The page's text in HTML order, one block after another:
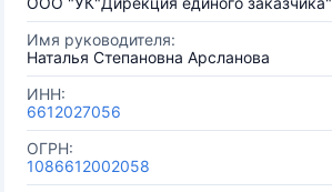
Имя руководителя:
Наталья Степановна Арсланова
ИНН:
6612027056
ОГРН:
1086612002058